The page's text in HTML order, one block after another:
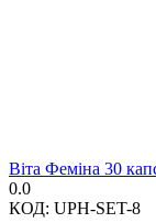
Віта Феміна 30
0.0
КОД: UPH-SET-8